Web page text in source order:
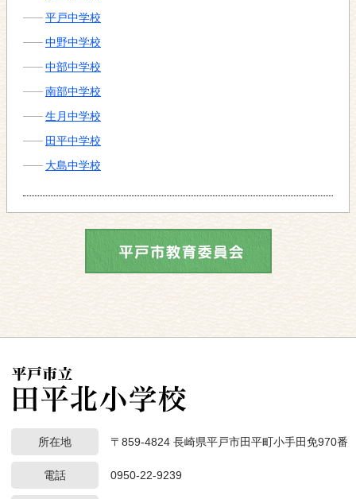
平戸中学校
中野中学校
中部中学校
南部中学校
生月中学校
田平中学校
大島中学校
所在地 〒859-4824 長崎県平戸市田平町小手田免970番
電話 0950-22-9239